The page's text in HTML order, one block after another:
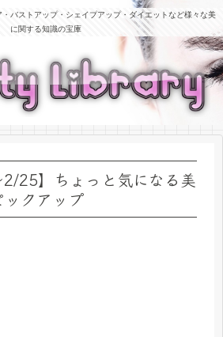
バストアップ・シェイプアップ・ダイエットなど様々な美
に関する知識の宝庫
2/25】ちょっと気になる美
クアップ